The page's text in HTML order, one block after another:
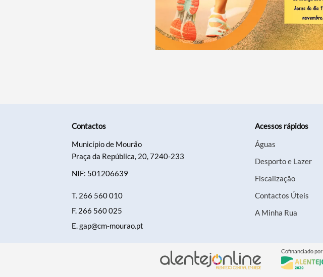
Contactos
Município de Mourão
Praça da República, 20, 7240-233
NIF: 501206639
T. 266 560 010
F. 266 560 025
E.gap@cm-mourao.pt
Acessos rápidos
Águas
Desporto e Lazer
Fiscalização
Contactos Úteis
A Minha Rua
Cofinanciado por